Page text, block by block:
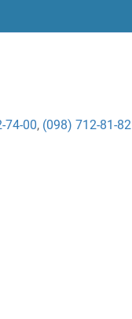
74-00, (098) 712-81-82